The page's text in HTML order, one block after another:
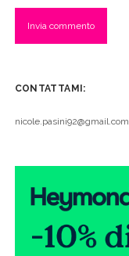
CONTATTAMI:
nicole.pasini92@gmail.com